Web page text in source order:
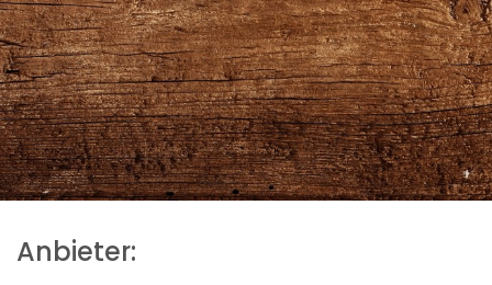
Anbieter: